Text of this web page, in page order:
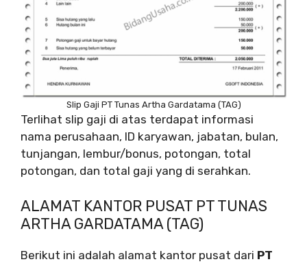
Slip Gaji PT Tunas Artha Gardatama (TAG)
Terlihat slip gaji di atas terdapat informasi
nama perusahaan, ID karyawan, jabatan, bulan,
tunjangan, lembur/bonus, potongan, total
potongan, dan total gaji yang di serahkan.
ALAMAT KANTOR PUSAT PT TUNAS
ARTHA GARDATAMA (TAG)
Berikut ini adalah alamat kantor pusat dari PT